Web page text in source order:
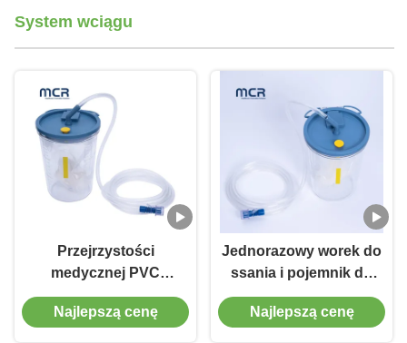
System wciągu
Przejrzystości
medycznej PVC
jednorazowe puszki do
ssania i wyściółki dla
Najlepszą cenę
Jednorazowy worek do
ssania i pojemnik do
zastosowań klinicznych
Najlepszą cenę